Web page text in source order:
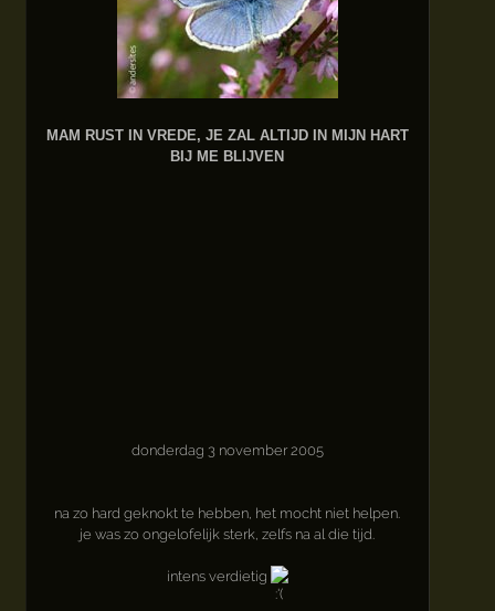
MAM RUST IN VREDE, JE ZAL ALTIJD IN MIJN HART
BIJ ME BLIJVEN
donderdag 3 november 2005
na zo hard geknokt te hebben, het mocht niet helpen.
je was zo ongelofelijk sterk, zelfs na al die tijd.
intens verdietig